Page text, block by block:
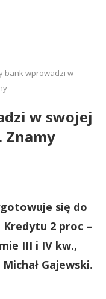
bank wprowadzi w
w swojej
Znamy
się do
2 proc –
III i IV kw.,
Gajewski.